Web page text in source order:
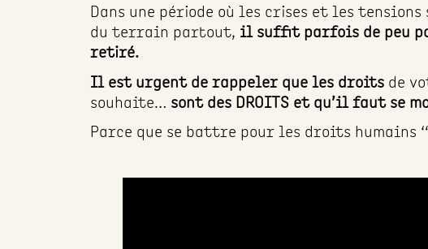
Dans une période où les crises et les
du terrain partout, il suffit parfois de peu
retiré.
Il est urgent de rappeler que les droits de
souhaite… sont des DROITS et qu’il faut se
Parce que se battre pour les droits humains